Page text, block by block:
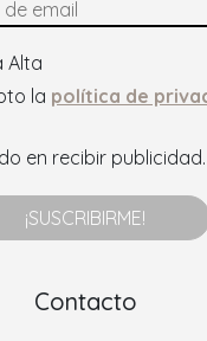
Alta
la política de
en recibir publicidad.
¡SUSCRIBIRME!
Contacto